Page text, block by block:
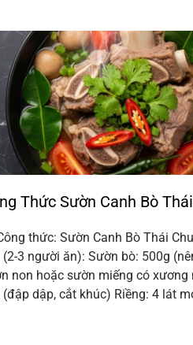
Thức Sườn Canh Bò
thức: Sườn Canh Bò Thái
(2-3 người ăn): Sườn bò: 500g
non hoặc sườn miếng có xương
(đập dập, cắt khúc) Riềng: 4 lát